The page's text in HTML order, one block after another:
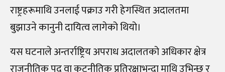
राष्ट्रहरूमाथि उनलाई पक्राउ गरी हेगस्थित अदालतमा
बुझाउने कानुनी दायित्व लागेको थियो।
यस घटनाले अन्तर्राष्ट्रिय अपराध अदालतको अधिकार क्षेत्र